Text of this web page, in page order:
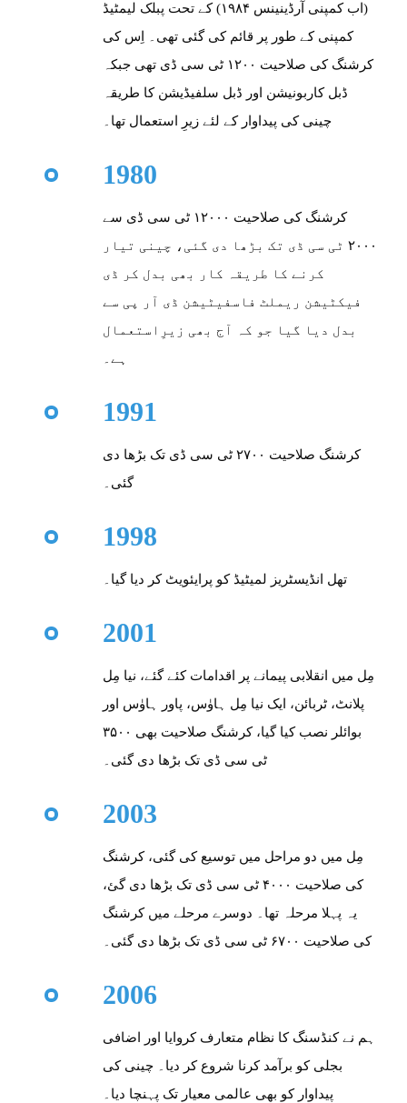
(اب کمپنی آرڈینینس ۱۹۸۴) کے تحت پبلک لیمٹیڈ
کمپنی کے طور پر قائم کی گئی تھی۔ اِس کی
کرشنگ کی صلاحیت ۱۲۰۰ ٹی سی ڈی تھی جبکہ
ڈبل کاربونیشن اور ڈبل سلفیڈیشن کا طریقہ
چینی کی پیداوار کے لئے زیرِ استعمال تھا۔
1980
کرشنگ کی صلاحیت ۱۲۰۰۰ ٹی سی ڈی سے
۲۰۰۰ ٹی سی ڈی تک بڑھا دی گئی، چینی تیار
کرنے کا طریقہ کار بھی بدل کر ڈی
فیکٹیشن ریملٹ فاسفیٹیشن ڈی آر پی سے
بدل دیا گیا جو کہ آج بھی زیرِاستعمال
ہے۔
1991
کرشنگ صلاحیت ۲۷۰۰ ٹی سی ڈی تک بڑھا دی
گئی۔
1998
تھل انڈیسٹریز لمیٹیڈ کو پرایئویٹ کر دیا گیا۔
2001
مِل میں انقلابی پیمانے پر اقدامات کئے گئے، نیا مِل
پلانٹ، ٹربائن، ایک نیا مِل ہاوٰس، پاور ہاوٰس اور
بوائلر نصب کیا گیا، کرشنگ صلاحیت بھی ۳۵۰۰
ٹی سی ڈی تک بڑھا دی گئی۔
2003
مِل میں دو مراحل میں توسیع کی گئی، کرشنگ
کی صلاحیت ۴۰۰۰ ٹی سی ڈی تک بڑھا دی گئ،
یہ پہلا مرحلہ تھا۔ دوسرے مرحلے میں کرشنگ
کی صلاحیت ۶۷۰۰ ٹی سی ڈی تک بڑھا دی گئی۔
2006
ہم نے کنڈسنگ کا نظام متعارف کروایا اور اضافی
بجلی کو برآمد کرنا شروع کر دیا۔ چینی کی
پیداوار کو بھی عالمی معیار تک پہنچا دیا۔